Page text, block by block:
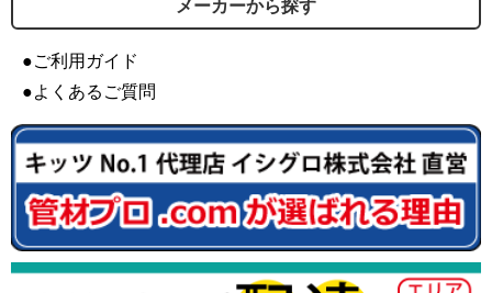
メーカーから探す
●ご利用ガイド
●よくあるご質問